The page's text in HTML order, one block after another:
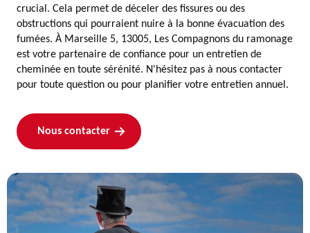
crucial. Cela permet de déceler des fissures ou des
obstructions qui pourraient nuire à la bonne évacuation des
fumées. À Marseille 5, 13005, Les Compagnons du ramonage
est votre partenaire de confiance pour un entretien de
cheminée en toute sérénité. N'hésitez pas à nous contacter
pour toute question ou pour planifier votre entretien annuel.
Nous contacter